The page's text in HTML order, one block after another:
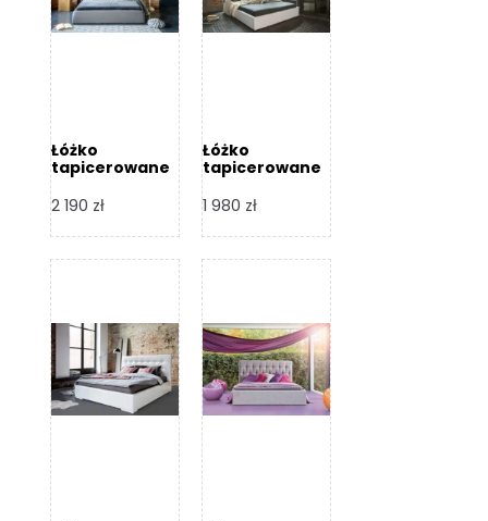
Łóżko
tapicerowane
Design
2 190 zł
Łóżko
tapicerowane
Design
1 980 zł